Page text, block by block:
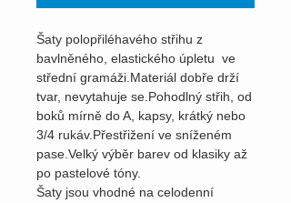
Šaty polopřiléhavého střihu z
bavlněného, elastického úpletu ve
střední gramáži.Materiál dobře drží
tvar, nevytahuje se.Pohodlný střih, od
boků mírně do A, kapsy, krátký nebo
3/4 rukáv.Přestřižení ve sníženém
pase.Velký výběr barev od klasiky až
po pastelové tóny.
Šaty jsou vhodné na celodenní